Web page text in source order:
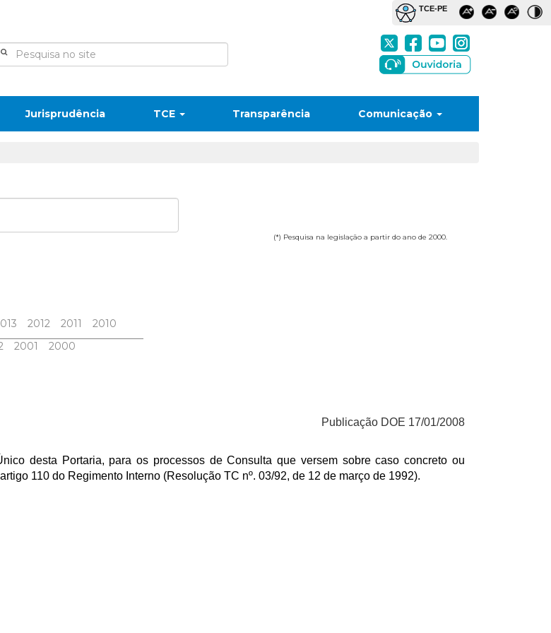
Jurisprudência TCE Transparência Comunicação
(*) Pesquisa na legislação a partir do ano de 2000.
2012 2011
2010
2001 2000
Publicação DOE 17/01/2008
desta Portaria, para os processos de Consulta que versem sobre caso concreto ou
110 do Regimento Interno (Resolução TC nº. 03/92, de 12 de março de 1992).